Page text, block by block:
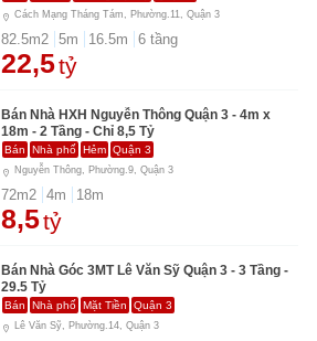
Cách Mạng Tháng Tám, Phường.11, Quận 3
82.5m2 5m 16.5m 6 tầng
22,5tỷ
Bán Nhà HXH Nguyễn Thông Quận 3 - 4m x
18m - 2 Tầng - Chỉ 8,5 Tỷ
Bán Nhà phố Hẻm Quận 3
Nguyễn Thông, Phường.9, Quận 3
72m2 4m 18m
8,5tỷ
Bán Nhà Góc 3MT Lê Văn Sỹ Quận 3 - 3 Tầng -
29.5 Tỷ
Bán Nhà phố Mặt Tiền Quận 3
Lê Văn Sỹ, Phường.14, Quận 3